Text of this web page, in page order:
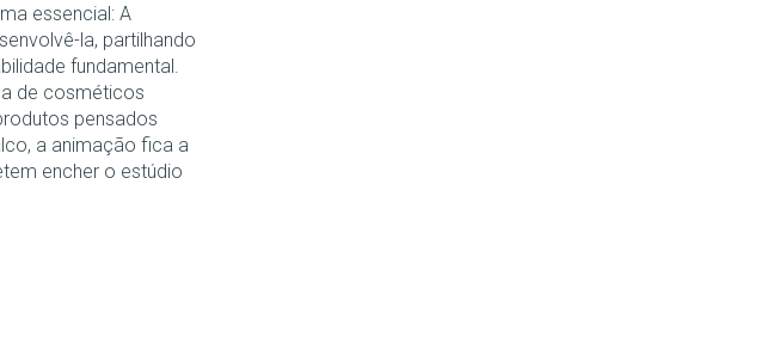
essencial: A
la, partilhando
fundamental.
de cosméticos
pensados
a animação fica a
encher o estúdio